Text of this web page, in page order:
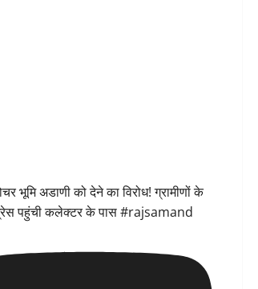
भूमि अडाणी को देने का विरोध! ग्रामीणों के
पहुंची कलेक्टर के पास #rajsamand